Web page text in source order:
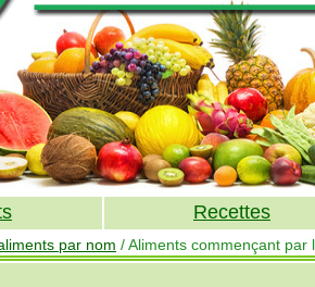
Recettes
par nom / Aliments commençant par